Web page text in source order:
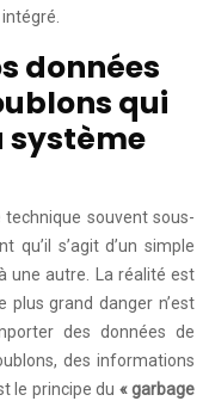
données
qui
système
technique souvent sous-
qu’il s’agit d’un simple
une autre. La réalité est
plus grand danger n’est
des données de
des informations
le principe du « garbage